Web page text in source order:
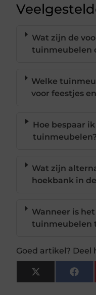
Wat zijn de
tuinmeubelen
Welke
voor feestjes
Hoe bespaar
tuinmeubelen?
Wat zijn
hoekbank in
Wanneer is
tuinmeubelen
Goed artikel? Deel
X
(Twitter)